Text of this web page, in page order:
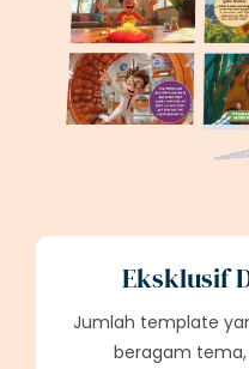
Eksklusif
Jumlah template
beragam tema,